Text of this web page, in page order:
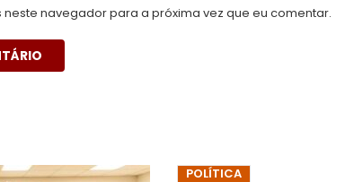
neste navegador para a próxima vez que eu comentar.
POLÍTICA